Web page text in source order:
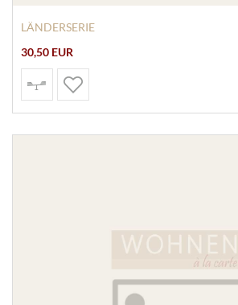
LÄNDERSERIE
30,50 EUR